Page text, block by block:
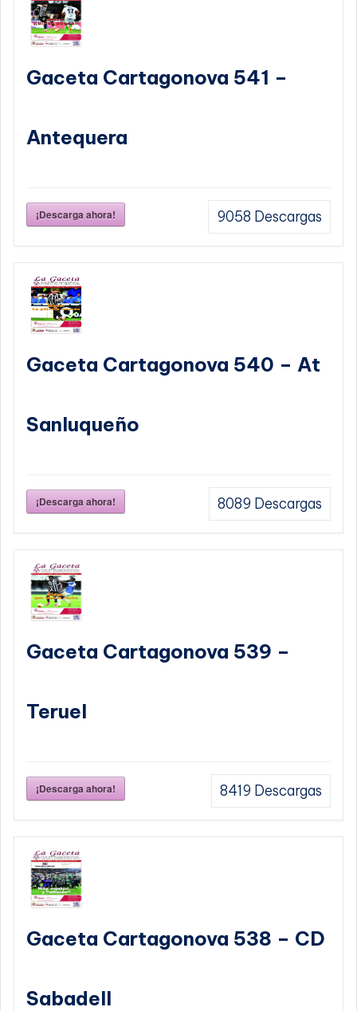
Gaceta Cartagonova 541 –
Antequera
¡Descarga ahora! 9058 Descargas
Gaceta Cartagonova 540 – At
Sanluqueño
¡Descarga ahora! 8089 Descargas
Gaceta Cartagonova 539 –
Teruel
¡Descarga ahora! 8419 Descargas
Gaceta Cartagonova 538 – CD
Sabadell